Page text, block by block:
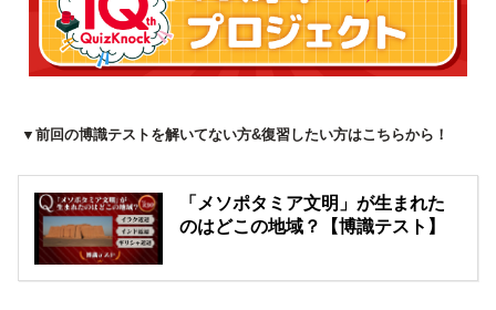
▼前回の博識テストを解いてない方&復習したい方はこちらから！
「メソポタミア文明」が生まれた
のはどこの地域？【博識テスト】